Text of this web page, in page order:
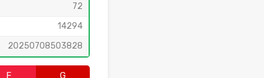
72
14294
20250708503828
F G